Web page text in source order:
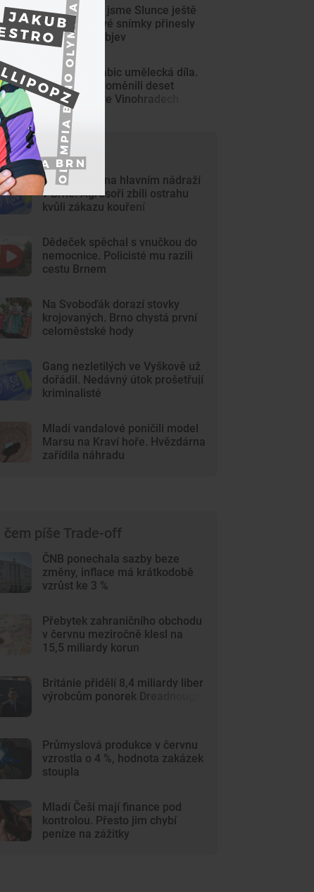
Tak detailně jsme Slunce ještě
neviděli. Nové snímky přinesly
průlomový objev
Z šedých krabic umělecká díla.
Výtvarníci proměnili deset
trafostanic ve Vinohradech
články
Krvavý útok na hlavním nádraží
v Brně. Agresoři zbili ostrahu
kvůli zákazu kouření
Dědeček spěchal s vnučkou do
nemocnice. Policisté mu razili
cestu Brnem
Na Svoboďák dorazí stovky
krojovaných. Brno chystá první
celoměstské hody
Gang nezletilých ve Vyškově už
dořádil. Nedávný útok prošetřují
kriminalisté
Mladí vandalové poničili model
Marsu na Kraví hoře. Hvězdárna
zařídila náhradu
čem píše Trade-off
ČNB ponechala sazby beze
změny, inflace má krátkodobě
vzrůst ke 3 %
Přebytek zahraničního obchodu
v červnu meziročně klesl na
15,5 miliardy korun
Británie přidělí 8,4 miliardy liber
výrobcům ponorek Dreadnought
Průmyslová produkce v červnu
vzrostla o 4 %, hodnota zakázek
stoupla
Mladí Češi mají finance pod
kontrolou. Přesto jim chybí
peníze na zážitky